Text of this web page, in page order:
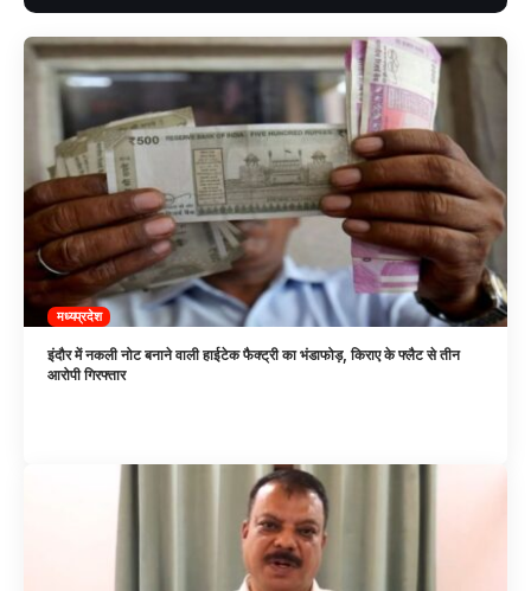
मध्यप्रदेश
इंदौर में नकली नोट बनाने वाली हाईटेक फैक्ट्री का भंडाफोड़, किराए के फ्लैट से तीन
आरोपी गिरफ्तार